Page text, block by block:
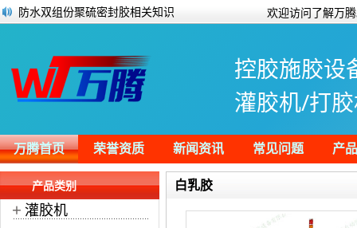
防水双组份聚硫密封胶相关知识
灌胶机得到广泛运用的原因
聚氨酯灌封胶的性能、浇注方法及储存方
在线式视觉淋胶机（喷胶机）施胶案例
水性木器漆的基本认识
半灌胶电源有什么优势？
欢迎访问了解万
控胶施胶设
灌胶机/打
万腾首页 荣誉资质 新闻资讯 常见问题 产
白乳胶
产品类别
+ 灌胶机